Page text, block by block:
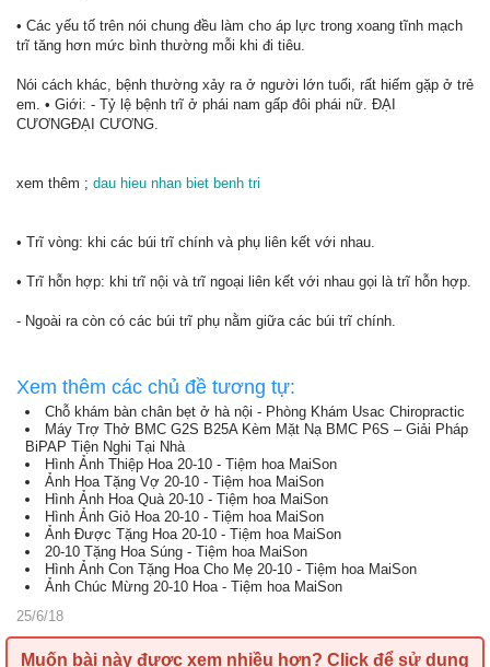
• Các yếu tố trên nói chung đều làm cho áp lực trong xoang tĩnh mạch
trĩ tăng hơn mức bình thường mỗi khi đi tiêu.
Nói cách khác, bệnh thường xảy ra ở người lớn tuổi, rất hiếm gặp ở trẻ
em. • Giới: - Tỷ lệ bệnh trĩ ở phái nam gấp đôi phái nữ. ĐẠI
CƯƠNGĐẠI CƯƠNG.
xem thêm ; dau hieu nhan biet benh tri
• Trĩ vòng: khi các búi trĩ chính và phụ liên kết với nhau.
• Trĩ hỗn hợp: khi trĩ nội và trĩ ngoại liên kết với nhau gọi là trĩ hỗn hợp.
- Ngoài ra còn có các búi trĩ phụ nằm giữa các búi trĩ chính.
Xem thêm các chủ đề tương tự:
Chỗ khám bàn chân bẹt ở hà nội - Phòng Khám Usac Chiropractic
Máy Trợ Thở BMC G2S B25A Kèm Mặt Nạ BMC P6S – Giải Pháp
BiPAP Tiện Nghi Tại Nhà
Hình Ảnh Thiệp Hoa 20-10 - Tiệm hoa MaiSon
Ảnh Hoa Tặng Vợ 20-10 - Tiệm hoa MaiSon
Hình Ảnh Hoa Quà 20-10 - Tiệm hoa MaiSon
Hình Ảnh Giỏ Hoa 20-10 - Tiệm hoa MaiSon
Ảnh Được Tặng Hoa 20-10 - Tiệm hoa MaiSon
20-10 Tặng Hoa Súng - Tiệm hoa MaiSon
Hình Ảnh Con Tặng Hoa Cho Mẹ 20-10 - Tiệm hoa MaiSon
Ảnh Chúc Mừng 20-10 Hoa - Tiệm hoa MaiSon
25/6/18
Muốn bài này được xem nhiều hơn? Click để sử dụng